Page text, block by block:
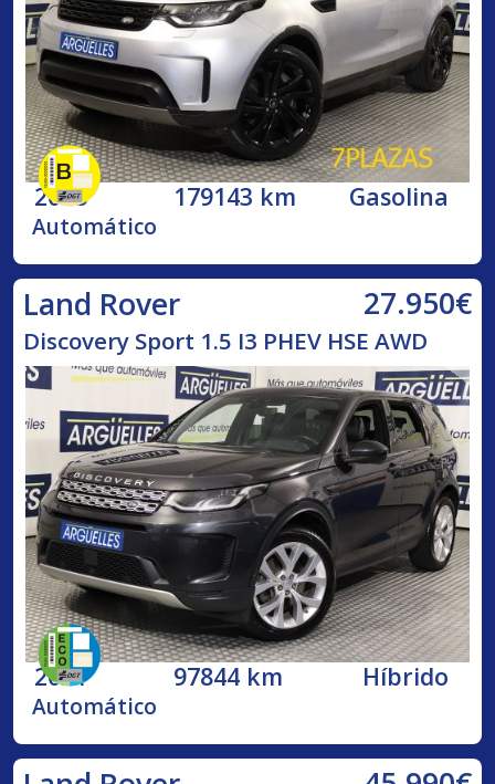
2018 179143 km Gasolina
Automático
Land Rover 27.950€
Discovery Sport 1.5 I3 PHEV HSE AWD
2021 97844 km Híbrido
Automático